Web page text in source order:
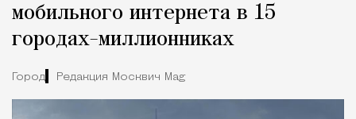
мобильного интернета в 15
городах-миллионниках
Город Редакция Москвич Mag